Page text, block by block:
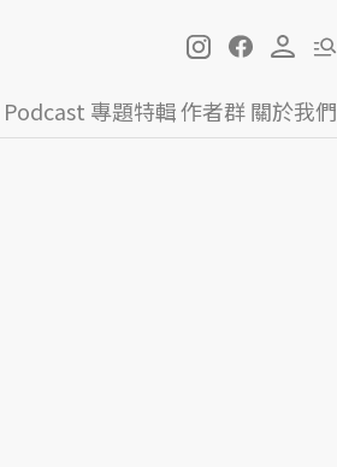
Podcast 專題特輯作者群關於我們